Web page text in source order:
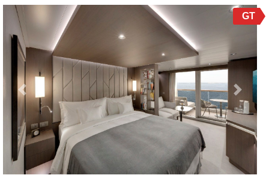
Previous Next
GT